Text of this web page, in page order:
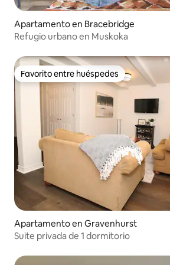
Apartamento en Bracebridge
Refugio urbano en Muskoka
Favorito entre huéspedes
Favorito entre huéspedes
Apartamento en Gravenhurst
Suite privada de 1 dormitorio